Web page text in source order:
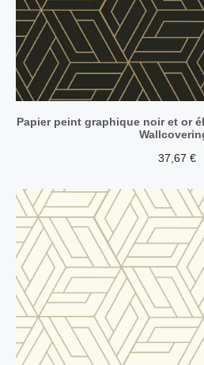
Papier peint graphique noir et or
37,67 €